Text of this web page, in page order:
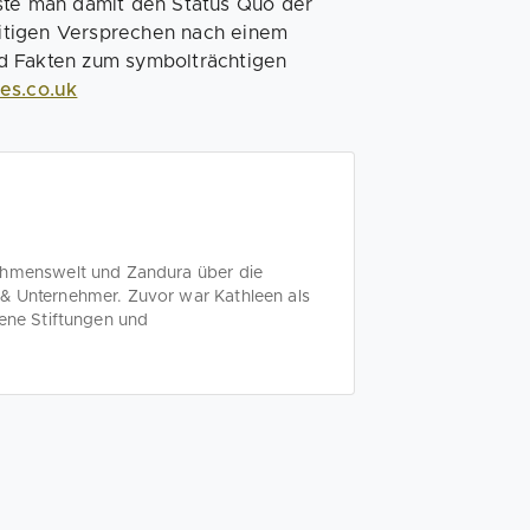
man damit den Status Quo der
Versprechen nach einem
Fakten zum symbolträchtigen
und Zandura über die
Unternehmer. Zuvor war Kathleen als
Stiftungen und